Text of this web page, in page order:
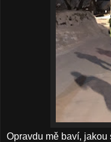
Opravdu mě baví,